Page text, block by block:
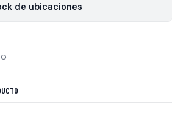
de ubicaciones